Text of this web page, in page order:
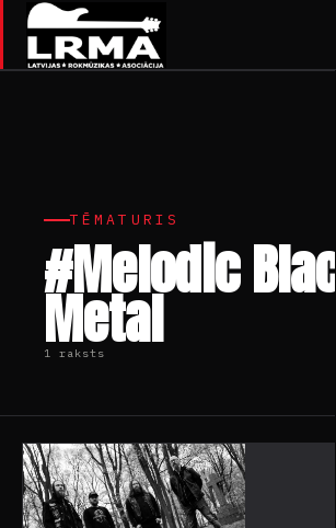
TĒMATURIS
#Melodic Black
Metal
1 raksts